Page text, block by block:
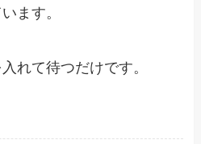
ます。
れて待つだけです。